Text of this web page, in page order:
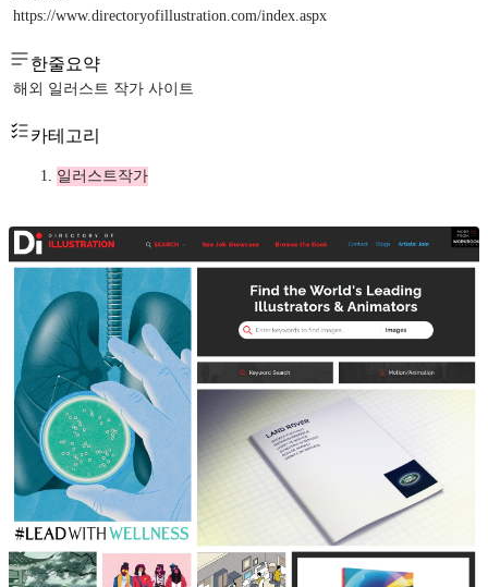
https://www.directoryofillustration.com/index.aspx
한줄요약
해외 일러스트 작가 사이트
카테고리
일러스트작가